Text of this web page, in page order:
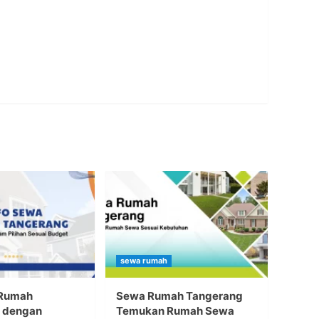
sewa rumah
Sewa Rumah Tangerang
Temukan Rumah Sewa